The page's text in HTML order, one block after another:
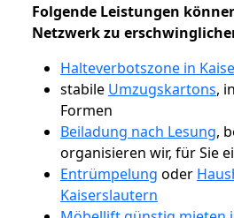
Folgende Leistungen
Netzwerk zu
Halteverbotszone in
stabile Umzugskartons,
Formen
Beiladung nach Lesung,
organisieren wir, für Sie
Entrümpelung oder
Kaiserslautern